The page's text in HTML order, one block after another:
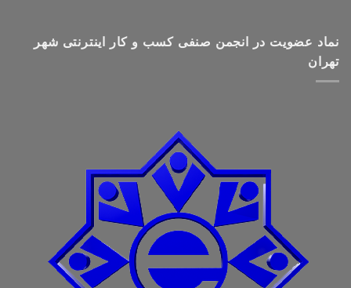
نماد عضویت در انجمن صنفی کسب و کار اینترنتی شهر
تهران